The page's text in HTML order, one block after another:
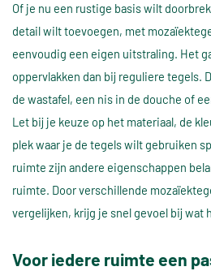
Of je nu een rustige basis wilt
detail wilt toevoegen, met
eenvoudig een eigen uitstraling. Het
oppervlakken dan bij reguliere tegels.
de wastafel, een nis in de douche of
Let bij je keuze op het materiaal, de
plek waar je de tegels wilt gebruiken
ruimte zijn andere eigenschappen
ruimte. Door verschillende
vergelijken, krijg je snel gevoel bij wat
Voor iedere ruimte een